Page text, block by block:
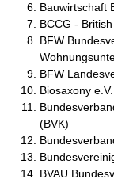
Bauwirtschaft
BCCG -
BFW
BFW
Biosaxony e.V.
(BVK)
BVAU